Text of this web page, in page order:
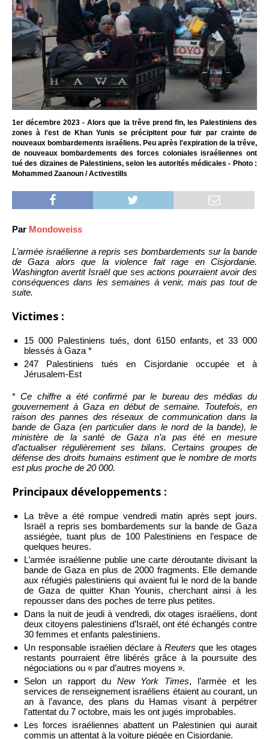
1er décembre 2023 - Alors que la trêve prend fin, les Palestiniens des
zones à l'est de Khan Yunis se précipitent pour fuir par crainte de
nouveaux bombardements israéliens. Peu après l'expiration de la trêve,
de nouveaux bombardements des forces coloniales israéliennes ont
tué des dizaines de Palestiniens, selon les autorités médicales - Photo :
Mohammed Zaanoun / Activestills
Par Mondoweiss
L’armée israélienne a repris ses bombardements sur la bande
de Gaza alors que la violence fait rage en Cisjordanie.
Washington avertit Israël que ses actions pourraient avoir des
conséquences dans les semaines à venir, mais pas tout de
suite.
Victimes :
15 000 Palestiniens tués, dont 6150 enfants, et 33 000
blessés à Gaza *
247 Palestiniens tués en Cisjordanie occupée et à
Jérusalem-Est
*Ce chiffre a été confirmé par le bureau des médias du
gouvernement à Gaza en début de semaine. Toutefois, en
raison des pannes des réseaux de communication dans la
bande de Gaza (en particulier dans le nord de la bande), le
ministère de la santé de Gaza n’a pas été en mesure
d’actualiser régulièrement ses bilans. Certains groupes de
défense des droits humains estiment que le nombre de morts
est plus proche de 20 000.
Principaux développements :
La trêve a été rompue vendredi matin après sept jours.
Israël a repris ses bombardements sur la bande de Gaza
assiégée, tuant plus de 100 Palestiniens en l’espace de
quelques heures.
L’armée israélienne publie une carte déroutante divisant la
bande de Gaza en plus de 2000 fragments. Elle demande
aux réfugiés palestiniens qui avaient fui le nord de la bande
de Gaza de quitter Khan Younis, cherchant ainsi à les
repousser dans des poches de terre plus petites.
Dans la nuit de jeudi à vendredi, dix otages israéliens, dont
deux citoyens palestiniens d’Israël, ont été échangés contre
30 femmes et enfants palestiniens.
Un responsable israélien déclare à Reuters que les otages
restants pourraient être libérés grâce à la poursuite des
négociations ou « par d’autres moyens ».
Selon un rapport du New York Times, l’armée et les
services de renseignement israéliens étaient au courant, un
an à l’avance, des plans du Hamas visant à perpétrer
l’attentat du 7 octobre, mais les ont jugés improbables.
Les forces israéliennes abattent un Palestinien qui aurait
commis un attentat à la voiture piégée en Cisjordanie.